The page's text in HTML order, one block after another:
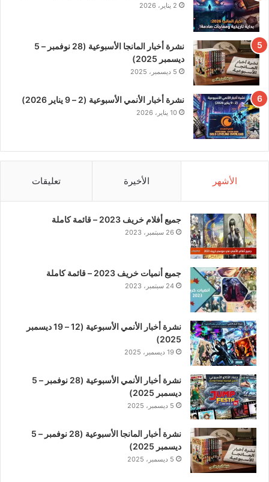
2 يناير، 2026
نشرة أخبار المانجا الأسبوعية (28 نوفمبر – 5
ديسمبر 2025)
5 ديسمبر، 2025
نشرة أخبار الأنمي الأسبوعية (2 – 9 يناير 2026)
10 يناير، 2026
الأشهر الأخيرة تعليقات
جميع أفلام خريف 2023 – قائمة كاملة
26 سبتمبر، 2023
جميع أنميات خريف 2023 – قائمة كاملة
24 سبتمبر، 2023
نشرة أخبار الأنمي الأسبوعية (12 – 19 ديسمبر
2025)
19 ديسمبر، 2025
نشرة أخبار الأنمي الأسبوعية (28 نوفمبر – 5
ديسمبر 2025)
5 ديسمبر، 2025
نشرة أخبار المانجا الأسبوعية (28 نوفمبر – 5
ديسمبر 2025)
5 ديسمبر، 2025